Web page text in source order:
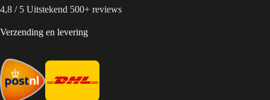
4,8 / 5 Uitstekend 500+ reviews
Verzending en levering